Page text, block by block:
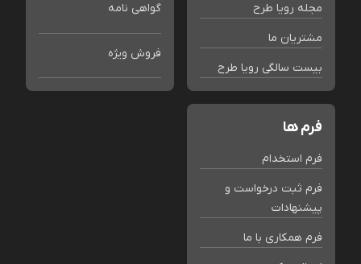
مجله رویا طرح
مشتریان ما
بیست سالگی رویا طرح
گواهی نامه
فروش ویژه
فرم ها
فرم استخدام
فرم ثبت درخواست و
پیشنهادات
فرم همکاری با ما